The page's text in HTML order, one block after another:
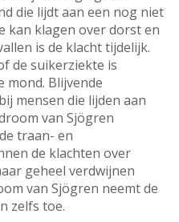
die lijdt aan een nog niet
kan klagen over dorst en
is de klacht tijdelijk.
de suikerziekte is
mond. Blijvende
mensen die lijden aan
van Sjögren
traan- en
de klachten over
geheel verdwijnen
van Sjögren neemt de
zelfs toe.